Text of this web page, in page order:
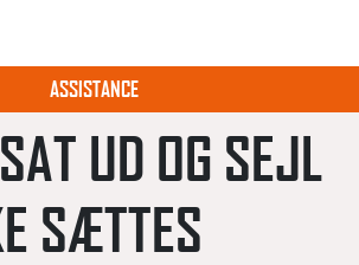
ASSISTANCE
UD OG SEJL
SÆTTES